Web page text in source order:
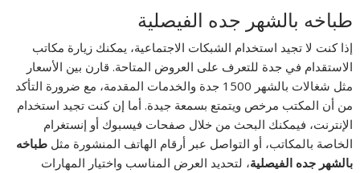
طباخه بالشهر جده الفيصلية
إذا كنت لا تجيد استخدام الشبكات الاجتماعية، يمكنك زيارة مكاتب
الاستقدام في جدة للتعرف على العروض المتاحة. قارن بين الأسعار
مثل شغالات بالشهر 1500 جدة والخدمات المقدمة، مع ضرورة التأكد
من أن المكتب مرخص ويتمتع بسمعة جيدة. أما إن كنت تجيد استخدام
الإنترنت، فيمكنك البحث من خلال صفحات فيسبوك أو إنستغرام
الخاصة بالمكاتب، أو التواصل عبر أرقام الهاتف المنشورة مثلطباخه
بالشهر جده الفيصلية، لتحديد العرض المناسب واختيار المهارات